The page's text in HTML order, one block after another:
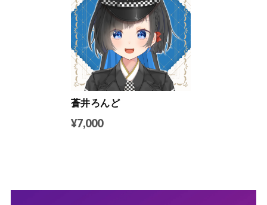
蒼井ろんど
¥7,000